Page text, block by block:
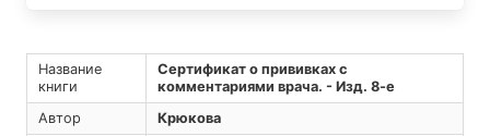
Название
книги
Сертификат о прививках с
комментариями врача. - Изд. 8-е
Автор
Крюкова